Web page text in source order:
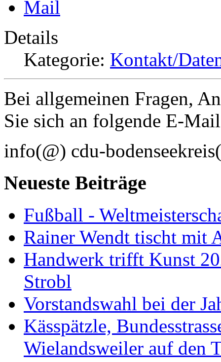
Details
Kategorie: Kontakt/
Bei allgemeinen Fragen,
Sie sich an folgende E-
info(@) cdu-
Neueste Beiträge
Fußball -
Rainer Wendt tischt mit
Handwerk trifft Kunst
Strobl
Vorstandswahl bei der
Kässpätzle,
Wielandsweiler auf den